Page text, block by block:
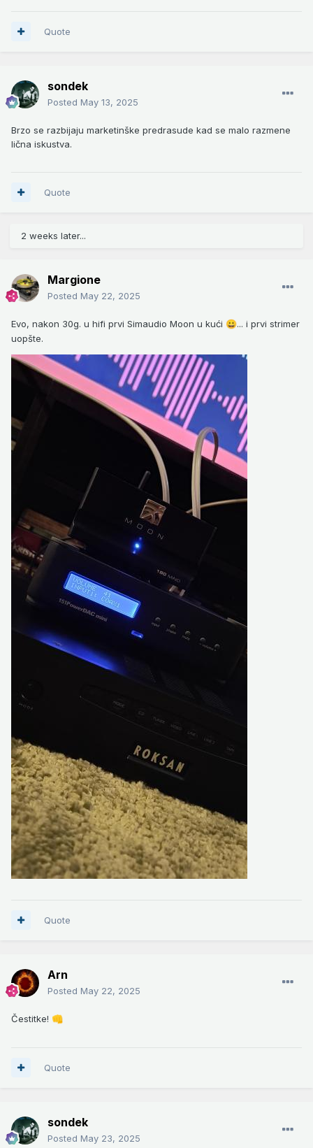
Quote
sondek
Posted May 13, 2025
Brzo se razbijaju marketinške predrasude kad se malo razmene
lična iskustva.
Quote
2 weeks later...
Margione
Posted May 22, 2025
Evo, nakon 30g. u hifi prvi Simaudio Moon u kući 😀... i prvi strimer
uopšte.
Quote
Arn
Posted May 22, 2025
Čestitke! 👊
Quote
sondek
Posted May 23, 2025